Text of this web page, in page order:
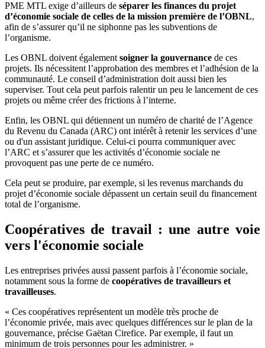
PME MTL exige d’ailleurs de séparer les finances du projet
d’économie sociale de celles de la mission première de l’OBNL,
afin de s’assurer qu’il ne siphonne pas les subventions de
l’organisme.
Les OBNL doivent égalementsoigner la gouvernance de ces
projets. Ils nécessitent l’approbation des membres et l’adhésion de la
communauté. Le conseil d’administration doit aussi bien les
superviser. Tout cela peut parfois ralentir un peu le lancement de ces
projets ou même créer des frictions à l’interne.
Enfin, les OBNL qui détiennent un numéro de charité de l’Agence
du Revenu du Canada (ARC) ont intérêt à retenir les services d’une
ou d'un assistant juridique. Celui-ci pourra communiquer avec
l’ARC et s’assurer que les activités d’économie sociale ne
provoquent pas une perte de ce numéro.
Cela peut se produire, par exemple, si les revenus marchands du
projet d’économie sociale dépassent un certain seuil du financement
total de l’organisme.
Coopératives de travail : une autre voie
vers l'économie sociale
Les entreprises privées aussi passent parfois à l’économie sociale,
notamment sous la forme de coopératives de travailleurs et
travailleuses.
« Ces coopératives représentent un modèle très proche de
l’économie privée, mais avec quelques différences sur le plan de la
gouvernance, précise Gaëtan Cirefice. Par exemple, il faut un
minimum de trois personnes pour les administrer. »